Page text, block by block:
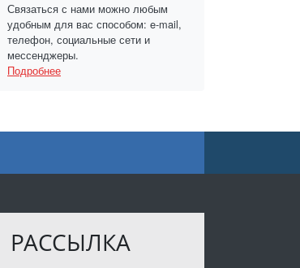
Связаться с нами можно любым
удобным для вас способом: e-mail,
телефон, социальные сети и
мессенджеры.
Подробнее
РАССЫЛКА